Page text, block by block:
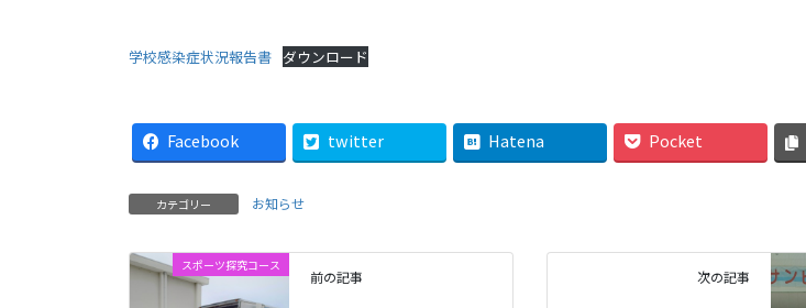
学校感染症状況報告書 ダウンロード
Facebook twitter Hatena Pocket
カテゴリー お知らせ
スポーツ探究コース
前の記事 次の記事